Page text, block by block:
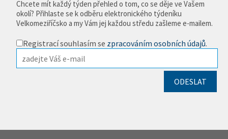
Chcete mít každý týden přehled o tom, co se děje ve Vašem
okolí? Přihlaste se k odběru elektronického týdeníku
Velkomeziříčsko a my Vám jej každou středu zašleme e-mailem.
Registrací souhlasím se zpracováním osobních údajů.